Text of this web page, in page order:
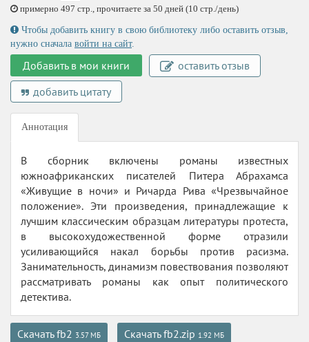
примерно 497 стр., прочитаете за 50 дней (10 стр./день)
Чтобы добавить книгу в свою библиотеку либо оставить отзыв,
нужно сначала войти на сайт.
Добавить в мои книги
оставить отзыв
добавить цитату
Аннотация
В сборник включены романы известных
южноафриканских писателей Питера Абрахамса
«Живущие в ночи» и Ричарда Рива «Чрезвычайное
положение». Эти произведения, принадлежащие к
лучшим классическим образцам литературы протеста,
в высокохудожественной форме отразили
усиливающийся накал борьбы против расизма.
Занимательность, динамизм повествования позволяют
рассматривать романы как опыт политического
детектива.
Скачать fb2 3.57 МБ Скачать fb2.zip 1.92 МБ